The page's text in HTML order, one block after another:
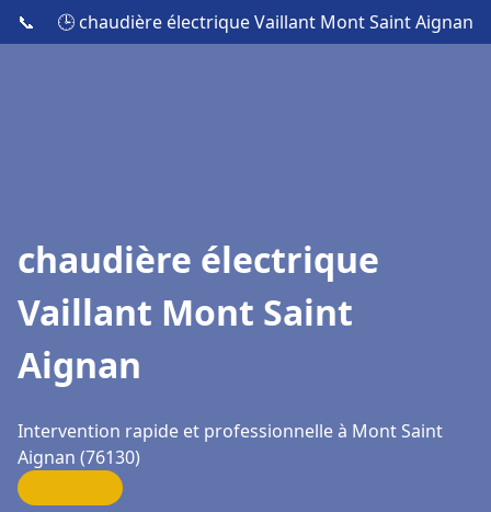
📞 🕒 chaudière électrique Vaillant Mont Saint Aignan
chaudière électrique
Vaillant Mont Saint
Aignan
Intervention rapide et professionnelle à Mont Saint
Aignan (76130)